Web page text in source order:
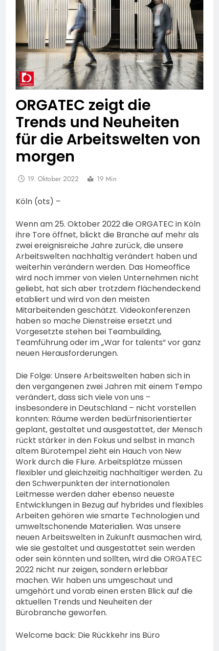
ORGATEC zeigt die
Trends und Neuheiten
für die Arbeitswelten von
morgen
19. Oktober 2022 19 Min
Köln (ots) –
Wenn am 25. Oktober 2022 die ORGATEC in Köln
ihre Tore öffnet, blickt die Branche auf mehr als
zwei ereignisreiche Jahre zurück, die unsere
Arbeitswelten nachhaltig verändert haben und
weiterhin verändern werden. Das Homeoffice
wird noch immer von vielen Unternehmen nicht
geliebt, hat sich aber trotzdem flächendeckend
etabliert und wird von den meisten
Mitarbeitenden geschätzt. Videokonferenzen
haben so mache Dienstreise ersetzt und
Vorgesetzte stehen bei Teambuilding,
Teamführung oder im „War for talents“ vor ganz
neuen Herausforderungen.
Die Folge: Unsere Arbeitswelten haben sich in
den vergangenen zwei Jahren mit einem Tempo
verändert, dass sich viele von uns –
insbesondere in Deutschland – nicht vorstellen
konnten: Räume werden bedürfnisorientierter
geplant, gestaltet und ausgestattet, der Mensch
rückt stärker in den Fokus und selbst in manch
altem Bürotempel zieht ein Hauch von New
Work durch die Flure. Arbeitsplätze müssen
flexibler und gleichzeitig nachhaltiger werden. Zu
den Schwerpunkten der internationalen
Leitmesse werden daher ebenso neueste
Entwicklungen in Bezug auf hybrides und flexibles
Arbeiten gehören wie smarte Technologien und
umweltschonende Materialien. Was unsere
neuen Arbeitswelten in Zukunft ausmachen wird,
wie sie gestaltet und ausgestattet sein werden
oder sein könnten und sollten, wird die ORGATEC
2022 nicht nur zeigen, sondern erlebbar
machen. Wir haben uns umgeschaut und
umgehört und vorab einen ersten Blick auf die
aktuellen Trends und Neuheiten der
Bürobranche geworfen.
Welcome back: Die Rückkehr ins Büro